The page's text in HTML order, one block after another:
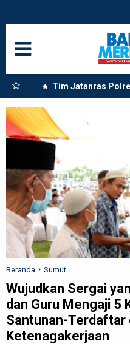
Tim Jatanras
Gunung Malela
Beranda Sumut
Wujudkan Sergai
dan Guru Mengaji 5
Santunan-Terdaftar
Ketenagakerjaan
NASIONAL
SUMUT
MEDAN
LANGKAT
ACEH
BISNIS
EDUKASI
ADVETORIAL
REDAKSI